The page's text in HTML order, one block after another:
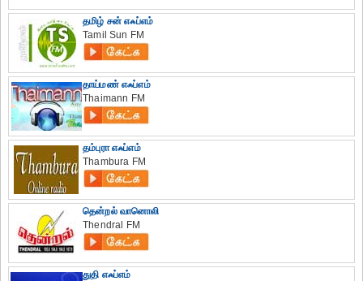
தமிழ் சன் எஃப்எம்
Tamil Sun FM
தாய்மண் எஃப்எம்
Thaimann FM
தம்புரா எஃப்எம்
Thambura FM
தென்றல் வானொலி
Thendral FM
துதி எஃப்எம்